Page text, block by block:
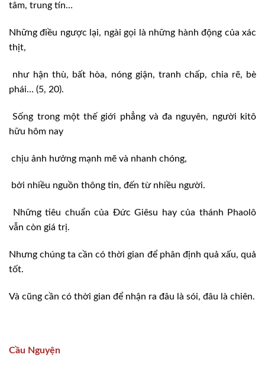
tâm, trung tín…
Những điều ngược lại, ngài gọi là những hành động của xác
thịt,
như hận thù, bất hòa, nóng giận, tranh chấp, chia rẽ, bè
phái… (5, 20).
Sống trong một thế giới phẳng và đa nguyên, người kitô
hữu hôm nay
chịu ảnh hưởng mạnh mẽ và nhanh chóng,
bởi nhiều nguồn thông tin, đến từ nhiều người.
Những tiêu chuẩn của Đức Giêsu hay của thánh Phaolô
vẫn còn giá trị.
Nhưng chúng ta cần có thời gian để phân định quả xấu, quả
tốt.
Và cũng cần có thời gian để nhận ra đâu là sói, đâu là chiên.
Cầu Nguyện